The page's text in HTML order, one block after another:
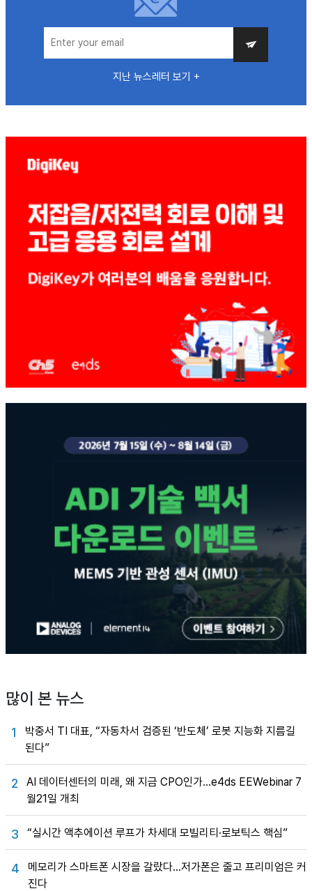
지난 뉴스레터 보기 +
많이 본 뉴스
1
박중서 TI 대표, “자동차서 검증된 ‘반도체’ 로봇 지능화 지름길
된다”
2
AI 데이터센터의 미래, 왜 지금 CPO인가…e4ds EEWebinar 7
월21일 개최
3 “실시간 액추에이션 루프가 차세대 모빌리티·로보틱스 핵심”
4
메모리가 스마트폰 시장을 갈랐다…저가폰은 줄고 프리미엄은 커
진다